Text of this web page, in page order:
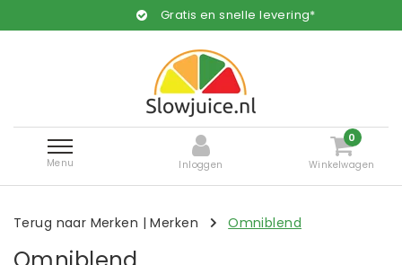
Gratis en snelle levering*
Menu Inloggen
0
Winkelwagen
Terug naar Merken |Merken Omniblend